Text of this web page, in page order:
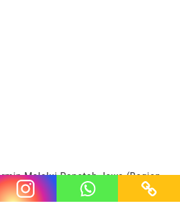
Melalui Pepatah Jawa (Bagian